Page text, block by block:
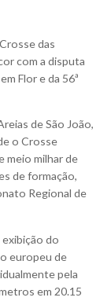
das
com a disputa
Flor e da 56ª
de São João,
o Crosse
meio milhar de
de formação,
Regional de
do
europeu de
pela
em 20.15